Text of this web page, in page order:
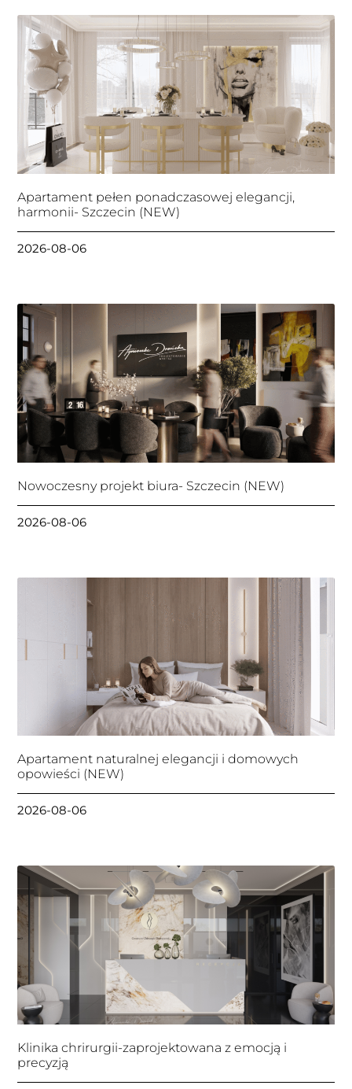
Apartament pełen ponadczasowej elegancji,
harmonii- Szczecin (NEW)
2026-08-06
Nowoczesny projekt biura- Szczecin (NEW)
2026-08-06
Apartament naturalnej elegancji i domowych
opowieści (NEW)
2026-08-06
Klinika chrirurgii-zaprojektowana z emocją i
precyzją